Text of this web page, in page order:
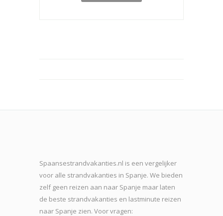
Spaansestrandvakanties.nl is een vergelijker
voor alle strandvakanties in Spanje. We bieden
zelf geen reizen aan naar Spanje maar laten
de beste strandvakanties en lastminute reizen
naar Spanje zien. Voor vragen: